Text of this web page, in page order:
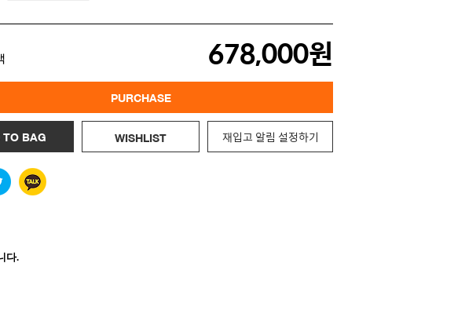
678,000원
PURCHASE
TO BAG WISHLIST 재입고 알림 설정하기
다.